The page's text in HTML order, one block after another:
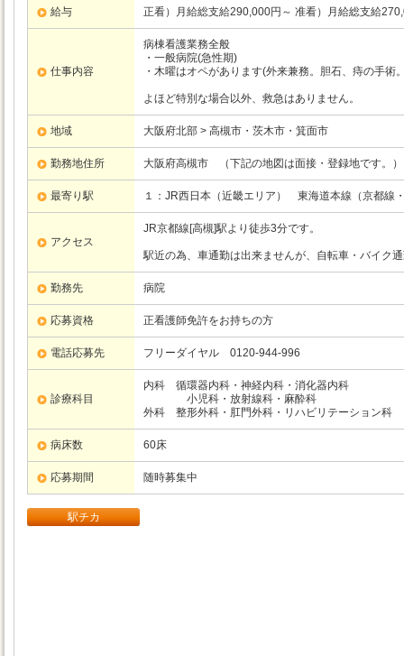
給与 正看）月給総支給290,000円～ 准看）月給総支給
仕事内容
病棟看護業務全般
・一般病院(急性期)
・木曜はオペがあります(外来兼務。胆石、痔の手術
よほど特別な場合以外、救急はありません。
地域 大阪府北部 > 高槻市・茨木市・箕面市
勤務地住所 大阪府高槻市 （下記の地図は面接・登録地です。）
最寄り駅 １：JR西日本（近畿エリア） 東海道本線（京都線
アクセス
JR京都線[高槻]駅より徒歩3分です。
駅近の為、車通勤は出来ませんが、自転車・バイク
勤務先 病院
応募資格 正看護師免許をお持ちの方
電話応募先 フリーダイヤル 0120-944-996
診療科目
内科 循環器内科・神経内科・消化器内科
小児科・放射線科・麻酔科
外科 整形外科・肛門外科・リハビリテーション科
病床数 60床
応募期間 随時募集中
駅チカ